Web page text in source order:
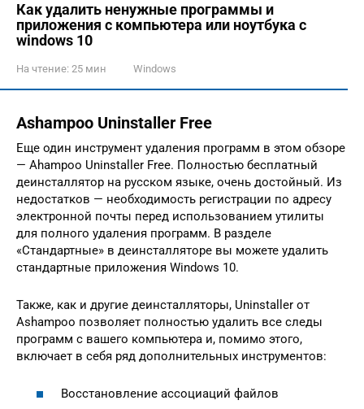
Как удалить ненужные программы и
приложения с компьютера или ноутбука с
windows 10
На чтение: 25 мин Windows
Ashampoo Uninstaller Free
Еще один инструмент удаления программ в этом обзоре
— Ahampoo Uninstaller Free. Полностью бесплатный
деинсталлятор на русском языке, очень достойный. Из
недостатков — необходимость регистрации по адресу
электронной почты перед использованием утилиты
для полного удаления программ. В разделе
«Стандартные» в деинсталляторе вы можете удалить
стандартные приложения Windows 10.
Также, как и другие деинсталляторы, Uninstaller от
Ashampoo позволяет полностью удалить все следы
программ с вашего компьютера и, помимо этого,
включает в себя ряд дополнительных инструментов:
Восстановление ассоциаций файлов